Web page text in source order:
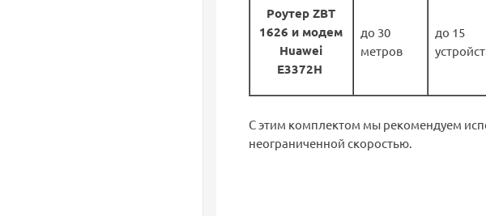
Роутер ZBT
1626 и модем
Huawei
E3372H
до 30
метров
до 15
С этим комплектом мы рекомендуем
неограниченной скоростью.